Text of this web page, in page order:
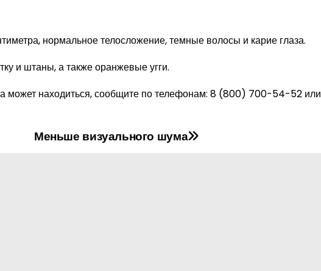
нормальное телосложение, темные волосы и карие глаза.
и штаны, а также оранжевые угги.
может находиться, сообщите по телефонам: 8 (800) 700-54-52 или
Меньше визуального шума